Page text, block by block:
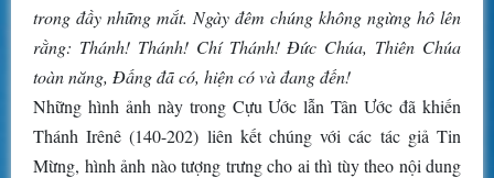
trong đầy những mắt. Ngày đêm chúng không ngừng hô lên
rằng: Thánh! Thánh! Chí Thánh! Đức Chúa, Thiên Chúa
toàn năng, Đấng đã có, hiện có và đang đến!
Những hình ảnh này trong Cựu Ước lẫn Tân Ước đã khiến
Thánh Irênê (140-202) liên kết chúng với các tác giả Tin
Mừng, hình ảnh nào tượng trưng cho ai thì tùy theo nội dung